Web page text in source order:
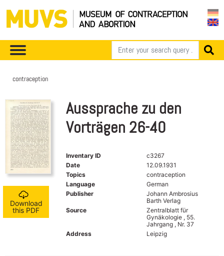
contraception
Download
this PDF
Aussprache zu den
Vorträgen 26-40
Inventary ID
c3267
Date
12.09.1931
Topics
contraception
Language
German
Publisher
Johann Ambrosius
Barth Verlag
Source
Zentralblatt für
Gynäkologie , 55.
Jahrgang , Nr. 37
Address
Leipzig